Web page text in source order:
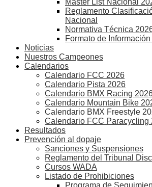
Master List Nacional
Reglamento
Nacional
Normativa Técnica
Formato de
Noticias
Nuestros Campeones
Calendarios
Calendario FCC 2026
Calendario Pista 2026
Calendario BMX Racing
Calendario Mountain Bike
Calendario BMX Freestyle
Calendario FCC Paracycling
Resultados
Prevención al dopaje
Sanciones y Suspensiones
Reglamento del Tribunal
Cursos WADA
Listado de Prohibiciones
Programa de